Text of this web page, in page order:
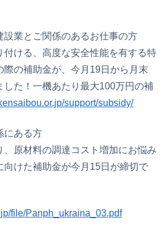
業とご関係のあるお仕事の方
付ける、高度な安全性能を有する特
際の補助金が、今月19日から月末
した！一機あたり最大100万円の補
support/subsidy/
にある方
、原材料の調達コスト増加にお悩み
向けた補助金が今月15日が締切で
file/Panph_ukraina_03.pdf